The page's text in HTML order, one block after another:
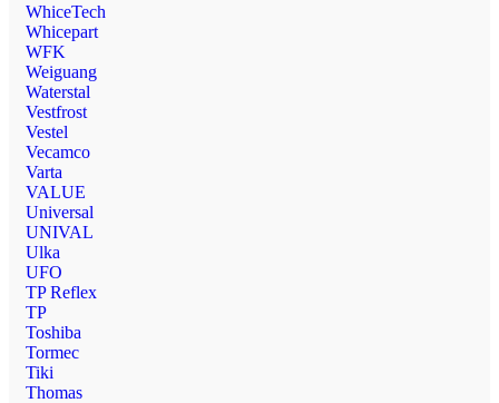
WhiceTech
Whicepart
WFK
Weiguang
Waterstal
Vestfrost
Vestel
Vecamco
Varta
VALUE
Universal
UNIVAL
Ulka
UFO
TP Reflex
TP
Toshiba
Tormec
Tiki
Thomas